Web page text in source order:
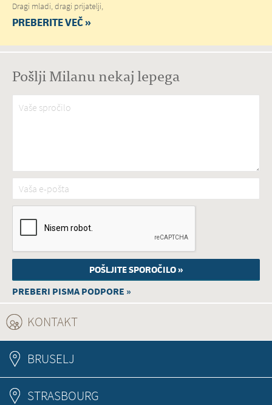
Dragi mladi, dragi prijatelji,
PREBERITE VEČ »
Pošlji Milanu nekaj lepega
Vaše spročilo*
Vaša e-pošta*
PREBERI PISMA PODPORE »
KONTAKT
BRUSELJ
STRASBOURG